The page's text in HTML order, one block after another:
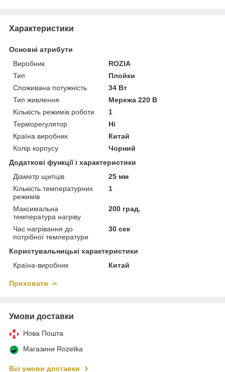
Характеристики
Основні атрибути
Виробник
ROZIA
Тип
Плойки
Споживана потужність
34 Вт
Тип живлення
Мережа 220 В
Кількість режимів роботи
1
Терморегулятор
Ні
Країна виробник
Китай
Колір корпусу
Чорний
Додаткові функції і характеристики
Діаметр щипців
25 мм
Кількість температурних
режимів
1
Максимальна
температура нагріву
200 град.
Час нагрівання до
потрібної температури
30 сек
Користувальницькі характеристики
Країна-виробник
Китай
Приховати
Умови доставки
Нова Пошта
Магазини Rozetka
Всі умови доставки